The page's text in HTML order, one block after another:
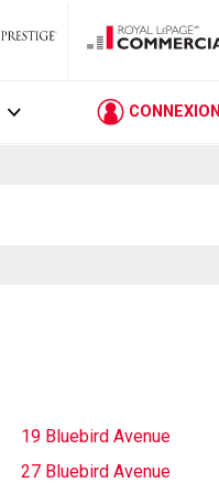
CONNEXION
19 Bluebird Avenue
27 Bluebird Avenue